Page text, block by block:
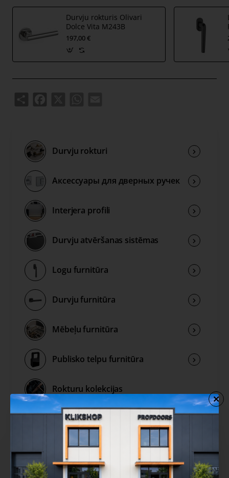
Ja Jūsu durvju vērtne būs biezāka par 44mm, Jums būs
nepieciešams biezāks durvju montāžas komplekts,
svarīgu saistīto informāciju atstājiet pasūtījuma piezīmēs,
tai skaitā durvju vērtnes biezumu. Tad montāžas
Durvju rokturis Olivari
Dolce Vita M243B
197,00 €
Durvju rokturi
Аксессуары для дверных ручек
Interjera profili
Durvju atvēršanas sistēmas
Logu furnitūra
Durvju furnitūra
Mēbeļu furnitūra
Publisko telpu furnitūra
Rokturu kolekcijas
Izpārdošana